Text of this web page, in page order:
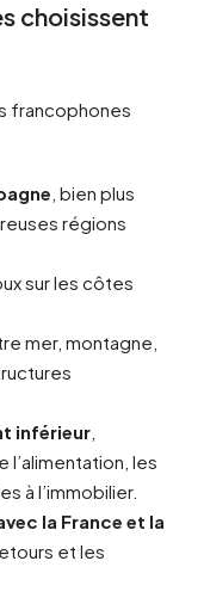
choisissent
francophones
, bien plus
régions
sur les côtes
mer, montagne,
inférieur
les
à l’immobilier.
la France et la
et les